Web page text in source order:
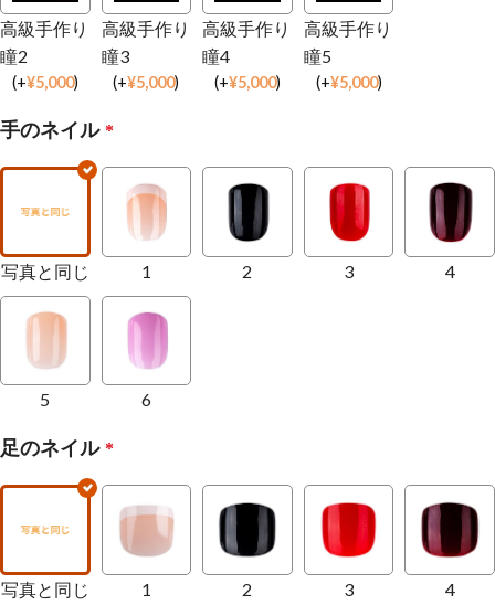
高級手作り
瞳2
(+¥5,000)
高級手作り
瞳3
(+¥5,000)
高級手作り
瞳4
(+¥5,000)
高級手作り
瞳5
(+¥5,000)
手のネイル *
写真と同じ 1 2 3 4
5 6
足のネイル *
写真と同じ 1 2 3 4